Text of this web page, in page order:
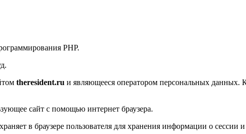
PHP.
theresident.ru и являющееся оператором персональных данных.
сайт с помощью интернет браузера.
в браузере пользователя для хранения информации о сессии